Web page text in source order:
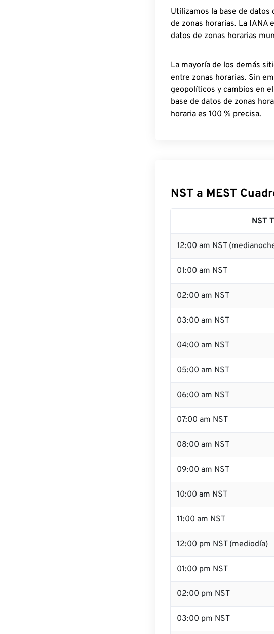
Utilizamos la base de datos
de zonas horarias. La IANA
datos de zonas horarias
La mayoría de los demás
entre zonas horarias. Sin
geopolíticos y cambios en
base de datos de zonas
horaria es 100 % precisa.
NST a MEST
NST
12:00 am NST
01:00 am NST
02:00 am NST
03:00 am NST
04:00 am NST
05:00 am NST
06:00 am NST
07:00 am NST
08:00 am NST
09:00 am NST
10:00 am NST
11:00 am NST
12:00 pm NST (mediodía)
01:00 pm NST
02:00 pm NST
03:00 pm NST